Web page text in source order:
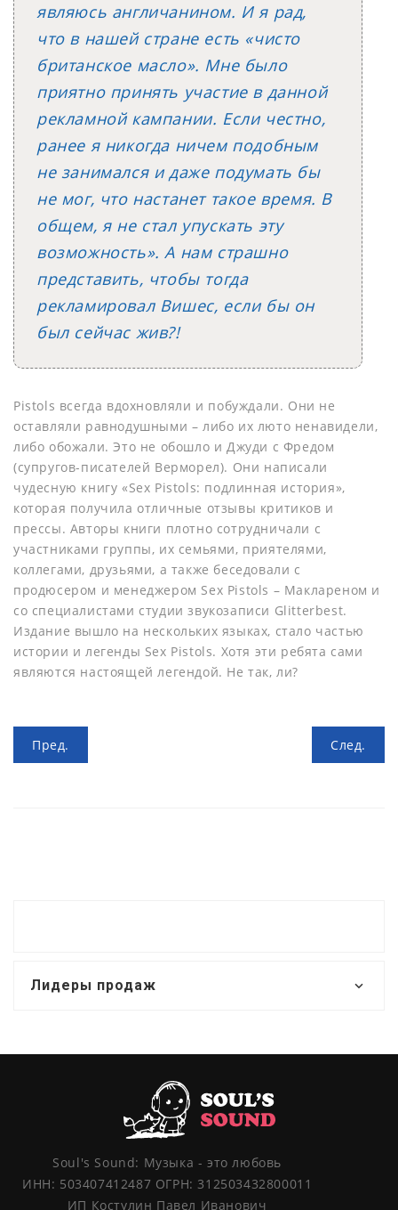
являюсь англичанином. И я рад,
что в нашей стране есть «чисто
британское масло». Мне было
приятно принять участие в данной
рекламной кампании. Если честно,
ранее я никогда ничем подобным
не занимался и даже подумать бы
не мог, что настанет такое время. В
общем, я не стал упускать эту
возможность». А нам страшно
представить, чтобы тогда
рекламировал Вишес, если бы он
был сейчас жив?!
Pistols всегда вдохновляли и побуждали. Они не
оставляли равнодушными – либо их люто ненавидели,
либо обожали. Это не обошло и Джуди с Фредом
(супругов-писателей Верморел). Они написали
чудесную книгу «Sex Pistols: подлинная история»,
которая получила отличные отзывы критиков и
прессы. Авторы книги плотно сотрудничали с
участниками группы, их семьями, приятелями,
коллегами, друзьями, а также беседовали с
продюсером и менеджером Sex Pistols – Маклареном и
со специалистами студии звукозаписи Glitterbest.
Издание вышло на нескольких языках, стало частью
истории и легенды Sex Pistols. Хотя эти ребята сами
являются настоящей легендой. Не так, ли?
Пред. След.
Лидеры продаж
Soul's Sound: Музыка - это любовь
ИНН: 503407412487 ОГРН: 312503432800011
ИП Костулин Павел Иванович